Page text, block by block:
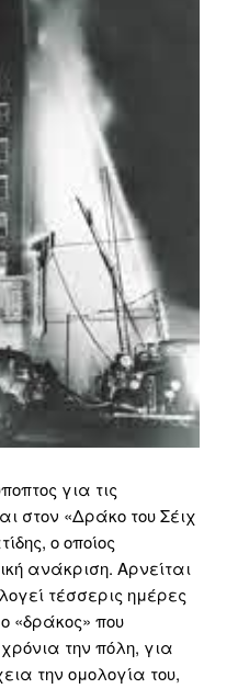
για τις
στον «Δράκο του Σέιχ
ο οποίος
ανάκριση. Αρνείται
τέσσερις ημέρες
«δράκος» που
την πόλη, για
την ομολογία του,